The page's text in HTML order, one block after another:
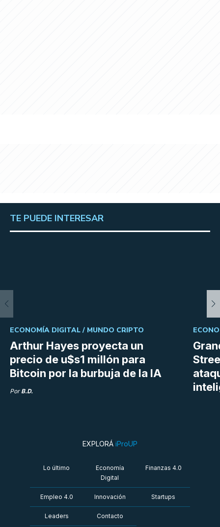
TE PUEDE INTERESAR
Arthur Hayes proyecta un
precio de u$s1 millón para
Bitcoin por la burbuja de la IA
ECONOMÍA DIGITAL / MUNDO CRIPTO
Por B.D.
EXPLORÁ iProUP
Lo último
Economía
Digital
Finanzas 4.0
Empleo 4.0 Innovación Startups
Leaders Contacto